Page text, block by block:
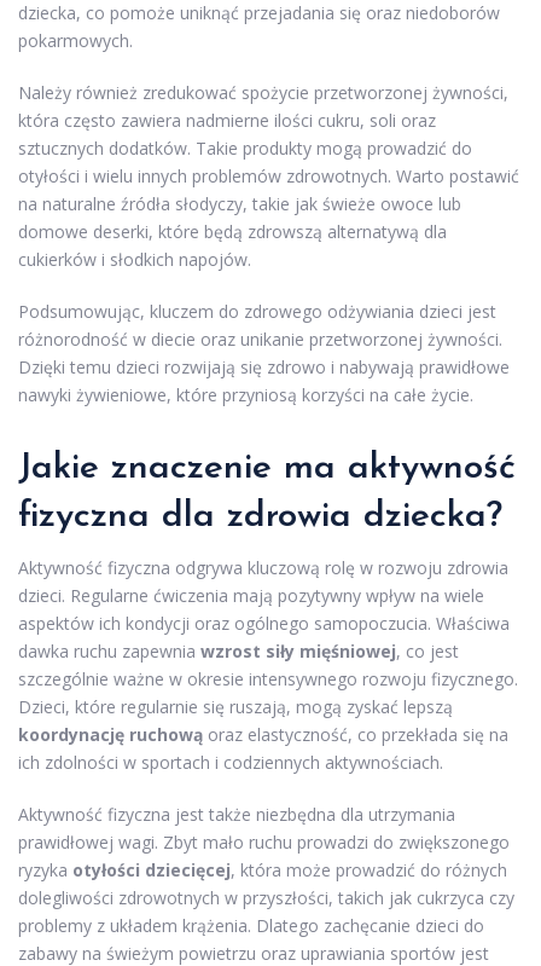
dziecka, co pomoże uniknąć przejadania się oraz niedoborów
pokarmowych.
Należy również zredukować spożycie przetworzonej żywności,
która często zawiera nadmierne ilości cukru, soli oraz
sztucznych dodatków. Takie produkty mogą prowadzić do
otyłości i wielu innych problemów zdrowotnych. Warto postawić
na naturalne źródła słodyczy, takie jak świeże owoce lub
domowe deserki, które będą zdrowszą alternatywą dla
cukierków i słodkich napojów.
Podsumowując, kluczem do zdrowego odżywiania dzieci jest
różnorodność w diecie oraz unikanie przetworzonej żywności.
Dzięki temu dzieci rozwijają się zdrowo i nabywają prawidłowe
nawyki żywieniowe, które przyniosą korzyści na całe życie.
Jakie znaczenie ma aktywność
fizyczna dla zdrowia dziecka?
Aktywność fizyczna odgrywa kluczową rolę w rozwoju zdrowia
dzieci. Regularne ćwiczenia mają pozytywny wpływ na wiele
aspektów ich kondycji oraz ogólnego samopoczucia. Właściwa
dawka ruchu zapewnia wzrost siły mięśniowej, co jest
szczególnie ważne w okresie intensywnego rozwoju fizycznego.
Dzieci, które regularnie się ruszają, mogą zyskać lepszą
koordynację ruchową oraz elastyczność, co przekłada się na
ich zdolności w sportach i codziennych aktywnościach.
Aktywność fizyczna jest także niezbędna dla utrzymania
prawidłowej wagi. Zbyt mało ruchu prowadzi do zwiększonego
ryzyka otyłości dziecięcej, która może prowadzić do różnych
dolegliwości zdrowotnych w przyszłości, takich jak cukrzyca czy
problemy z układem krążenia. Dlatego zachęcanie dzieci do
zabawy na świeżym powietrzu oraz uprawiania sportów jest